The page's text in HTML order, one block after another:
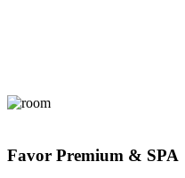
Favor Premium & SPA